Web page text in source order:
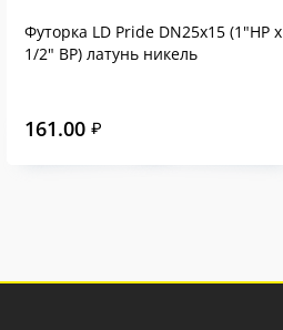
Футорка LD Pride DN25х15 (1"НР х
1/2" ВР) латунь никель
161.00 ₽